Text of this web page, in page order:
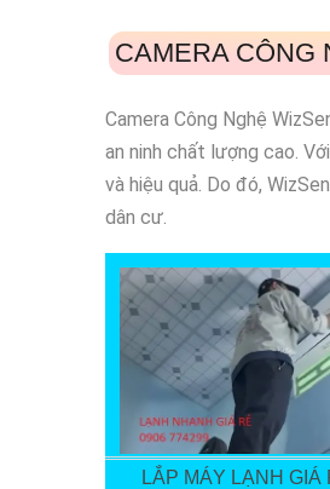
CAMERA
Camera Công Nghệ
an ninh chất lượng cao.
và hiệu quả. Do đó,
dân cư.
LẮP MÁY LẠNH GIÁ